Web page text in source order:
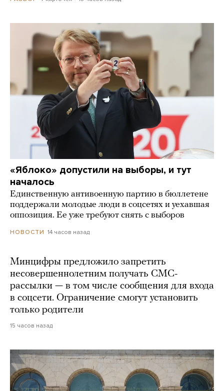
«Яблоко» допустили на выборы, и тут
началось
Единственную антивоенную партию в бюллетене
поддержали молодые люди в соцсетях и уехавшая
оппозиция. Ее уже требуют снять с выборов
НОВОСТИ 14 часов назад
Минцифры предложило запретить
несовершеннолетним получать СМС-
рассылки — в том числе сообщения для входа
в соцсети. Ограничение смогут установить
только родители
15 часов назад